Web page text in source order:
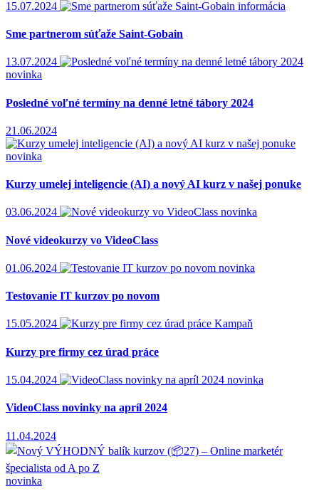
15.07.2024 informácia
Sme partnerom súťaže Saint-Gobain
13.07.2024
novinka
Posledné voľné termíny na denné letné tábory 2024
21.06.2024
novinka
Kurzy umelej inteligencie (AI) a nový AI kurz v našej ponuke
03.06.2024 novinka
Nové videokurzy vo VideoClass
01.06.2024 novinka
Testovanie IT kurzov po novom
15.05.2024 Kampaň
Kurzy pre firmy cez úrad práce
15.04.2024 novinka
VideoClass novinky na apríl 2024
11.04.2024
novinka